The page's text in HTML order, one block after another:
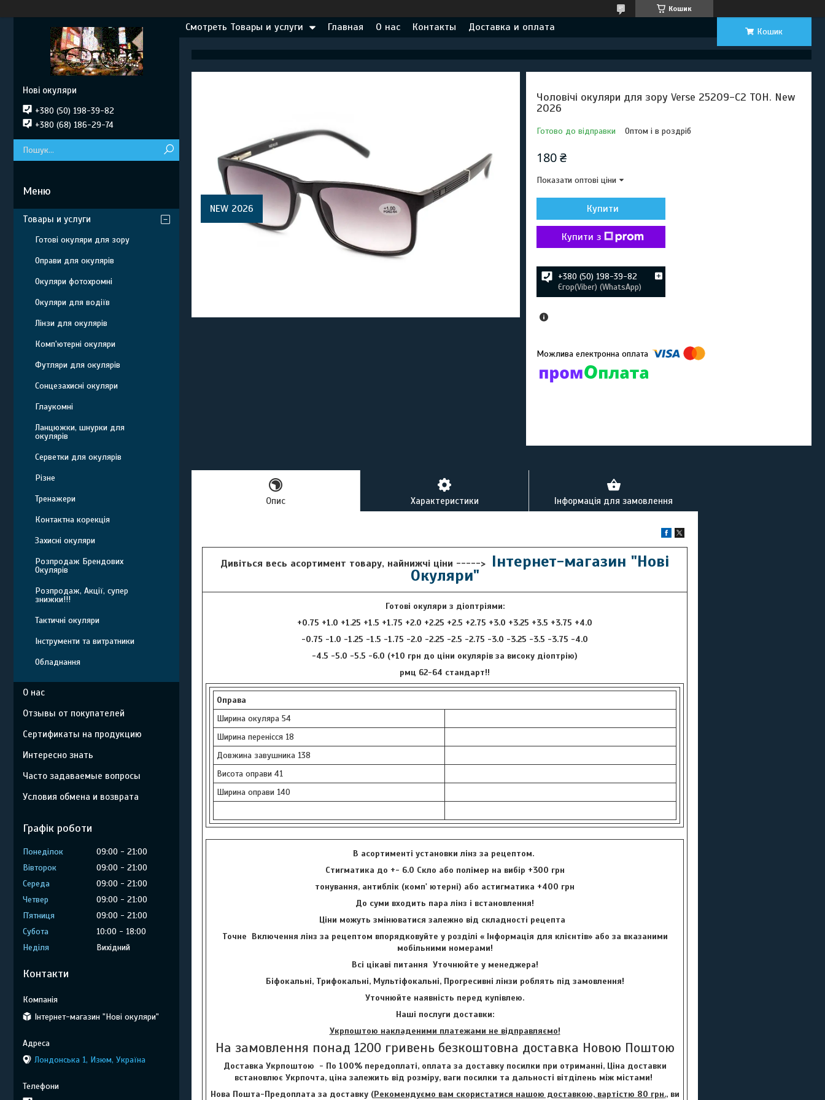
Кошик
Смотреть Товары и услуги Главная О нас Контакты Доставка и оплата Кошик
NEW 2026
Чоловічі окуляри для зору Verse 25209-C2 ТОН. New
2026
Готово до відправки Оптом і в роздріб
180 ₴
Показати оптові ціни
Купити
Купити з
+380 (50) 198-39-82
Єгор(Viber) (WhatsApp)
Опис Характеристики Інформація для замовлення
Дивіться весь асортимент товару, найнижчі ціни -----> Інтернет-магазин "Нові
Окуляри"
Готові окуляри з діоптріями:
+0.75 +1.0 +1.25 +1.5 +1.75 +2.0 +2.25 +2.5 +2.75 +3.0 +3.25 +3.5 +3.75 +4.0
-0.75 -1.0 -1.25 -1.5 -1.75 -2.0 -2.25 -2.5 -2.75 -3.0 -3.25 -3.5 -3.75 -4.0
-4.5 -5.0 -5.5 -6.0 (+10 грн до ціни окулярів за високу діоптрію)
рмц 62-64 стандарт!!
Оправа
Ширина окуляра 54
Ширина перенісся 18
Довжина завушника 138
Висота оправи 41
Ширина оправи 140
В асортименті установки лінз за рецептом.
Стигматика до +- 6.0 Скло або полімер на вибір +300 грн
тонування, антиблік (комп' ютерні) або астигматика +400 грн
До суми входить пара лінз і встановлення!
Ціни можуть змінюватися залежно від складності рецепта
Точне Включення лінз за рецептом впорядковуйте у розділі « Інформація для клієнтів» або за вказаними
мобільними номерами!
Всі цікаві питання Уточнюйте у менеджера!
Біфокальні, Трифокальні, Мультіфокальні, Прогресивні лінзи роблять під замовлення!
Уточнюйте наявність перед купівлею.
Наші послуги доставки:
Укрпоштою накладеними платежами не відправляємо!
На замовлення понад 1200 гривень безкоштовна доставка Новою Поштою
Доставка Укрпоштою - По 100% передоплаті, оплата за доставку посилки при отриманні, Ціна доставки
встановлює Укрпочта, ціна залежить від розміру, ваги посилки та дальності вітділень між містами!
Нова Пошта-Предоплата за доставку (Рекомендуємо вам скористатися нашою доставкою, вартістю 80 грн., ви
Нові окуляри
+380 (50) 198-39-82
+380 (68) 186-29-74
Товары и услуги
Готові окуляри для зору
Оправи для окулярів
Окуляри фотохромні
Окуляри для водіїв
Лінзи для окулярів
Комп'ютерні окуляри
Футляри для окулярів
Сонцезахисні окуляри
Глаукомні
Ланцюжки, шнурки для
окулярів
Серветки для окулярів
Різне
Тренажери
Контактна корекція
Захисні окуляри
Розпродаж Брендових
Окулярів
Розпродаж, Акції, супер
знижки!!!
Тактичні окуляри
Інструменти та витратники
Обладнання
О нас
Отзывы от покупателей
Сертификаты на продукцию
Интересно знать
Часто задаваемые вопросы
Условия обмена и возврата
Графік роботи
Понеділок 09:00
21:00
Вівторок
09:00
21:00
Середа
09:00
21:00
Четвер
09:00
21:00
Пʼятниця
09:00
21:00
Субота
10:00
18:00
Неділя
Вихідний
Контакти
Інтернет-магазин "Нові окуляри"
Лондонська 1, Изюм, Україна